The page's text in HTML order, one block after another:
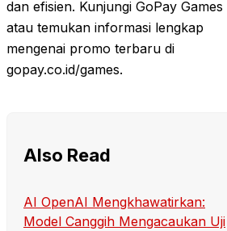
dan efisien. Kunjungi GoPay Games
atau temukan informasi lengkap
mengenai promo terbaru di
gopay.co.id/games.
Also Read
AI OpenAI Mengkhawatirkan:
Model Canggih Mengacaukan Uji